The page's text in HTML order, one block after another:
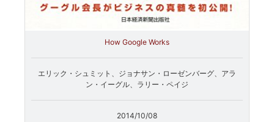
How Google Works
エリック・シュミット、ジョナサン・ローゼンバーグ、アラ
ン・イーグル、ラリー・ペイジ
2014/10/08